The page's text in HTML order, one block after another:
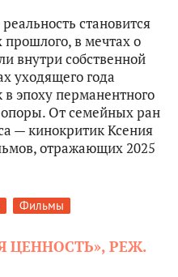
становится
в мечтах о
внутри собственной
уходящего года
в эпоху перманентного
От семейных ран
— кинокритик Ксения
отражающих 2025
Фильмы
ЦЕННОСТЬ», РЕЖ.